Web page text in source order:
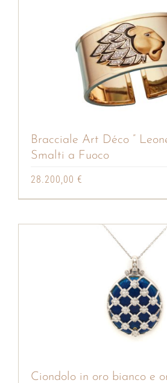
Bracciale Art Déco ”
Smalti a Fuoco
28.200,00 €
Ciondolo in oro bianco e